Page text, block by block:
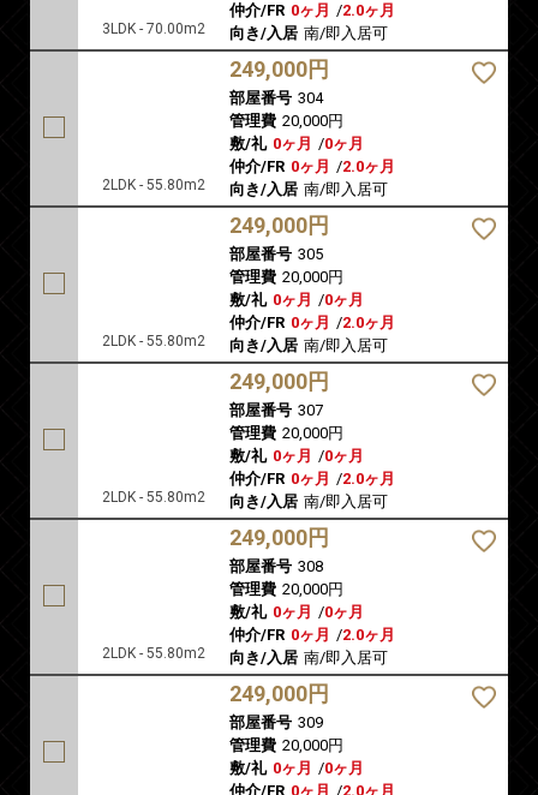
3LDK - 70.00m2
仲介/FR 0ヶ月 /2.0ヶ月
向き/入居 南/即入居可
2LDK - 55.80m2
249,000円
部屋番号 304
管理費 20,000円
敷/礼 0ヶ月 /0ヶ月
仲介/FR 0ヶ月 /2.0ヶ月
向き/入居 南/即入居可
2LDK - 55.80m2
249,000円
部屋番号 305
管理費 20,000円
敷/礼 0ヶ月 /0ヶ月
仲介/FR 0ヶ月 /2.0ヶ月
向き/入居 南/即入居可
2LDK - 55.80m2
249,000円
部屋番号 307
管理費 20,000円
敷/礼 0ヶ月 /0ヶ月
仲介/FR 0ヶ月 /2.0ヶ月
向き/入居 南/即入居可
2LDK - 55.80m2
249,000円
部屋番号 308
管理費 20,000円
敷/礼 0ヶ月 /0ヶ月
仲介/FR 0ヶ月 /2.0ヶ月
向き/入居 南/即入居可
249,000円
部屋番号 309
管理費 20,000円
敷/礼 0ヶ月 /0ヶ月
仲介/FR 0ヶ月 /2.0ヶ月